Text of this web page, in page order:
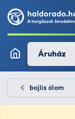
Áruház
bojlis ólom